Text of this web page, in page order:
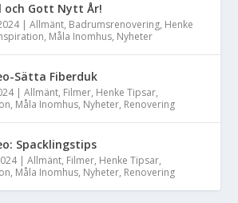
och Gott Nytt År!
|Allmänt, Badrumsrenovering, Henke
, Måla Inomhus, Nyheter
Sätta Fiberduk
|Allmänt, Filmer, Henke Tipsar,
, Måla Inomhus, Nyheter, Renovering
Spacklingstips
|Allmänt, Filmer, Henke Tipsar,
, Måla Inomhus, Nyheter, Renovering